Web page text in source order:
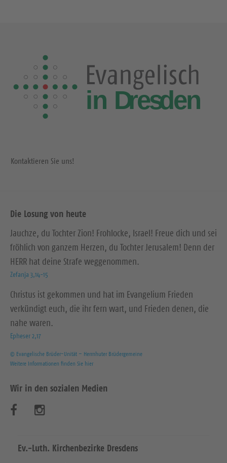
Kontaktieren Sie uns!
Die Losung von heute
Jauchze, du Tochter Zion! Frohlocke, Israel! Freue dich und sei
fröhlich von ganzem Herzen, du Tochter Jerusalem! Denn der
HERR hat deine Strafe weggenommen.
Zefanja 3,14-15
Christus ist gekommen und hat im Evangelium Frieden
verkündigt euch, die ihr fern wart, und Frieden denen, die
nahe waren.
Epheser 2,17
© Evangelische Brüder-Unität – Herrnhuter Brüdergemeine
Weitere Informationen finden Sie hier
Wir in den sozialen Medien
s
s
Ev.-Luth. Kirchenbezirke Dresdens